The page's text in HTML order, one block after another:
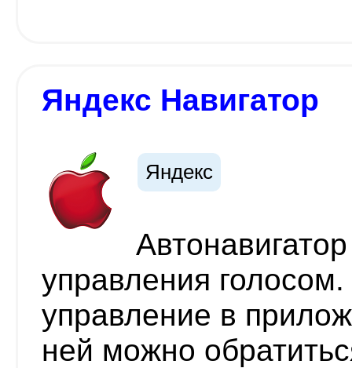
Яндекс Навигатор
Яндекс
управления
управление в
ней можно